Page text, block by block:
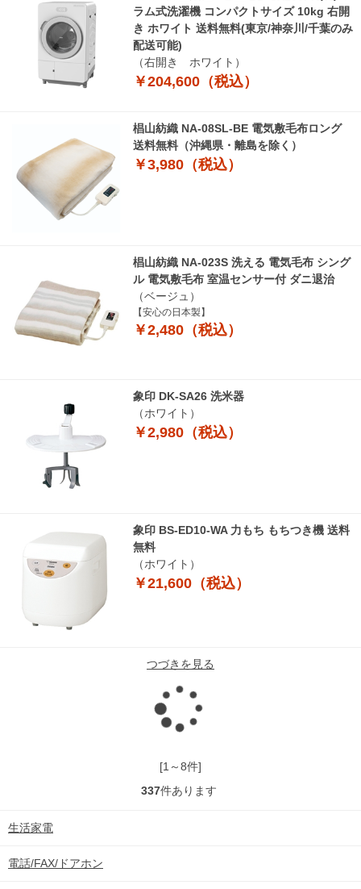
ラム式洗濯機 コンパクトサイズ 10kg 右開
き ホワイト 送料無料(東京/神奈川/千葉のみ
配送可能)
（右開き ホワイト）
￥204,600（税込）
椙山紡織 NA-08SL-BE 電気敷毛布ロング
送料無料（沖縄県・離島を除く）
￥3,980（税込）
椙山紡織 NA-023S 洗える 電気毛布 シング
ル 電気敷毛布 室温センサー付 ダニ退治
（ベージュ）
【安心の日本製】
￥2,480（税込）
象印 DK-SA26 洗米器
（ホワイト）
￥2,980（税込）
象印 BS-ED10-WA 力もち もちつき機 送料
無料
（ホワイト）
￥21,600（税込）
つづきを見る
み
[1～8件]
337件あります
生活家電
電話/FAX/ドアホン